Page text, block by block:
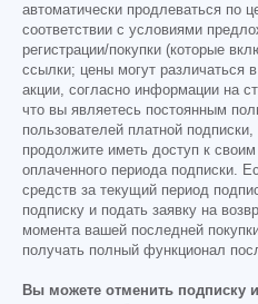
автоматически продлеваться по
соответствии с условиями
регистрации/покупки (которые
ссылки; цены могут различаться
акции, согласно информации на
что вы являетесь постоянным
пользователей платной
продолжите иметь доступ к
оплаченного периода подписки.
средств за текущий период
подписку и подать заявку на
момента вашей последней
получать полный функционал
Вы можете отменить подписку